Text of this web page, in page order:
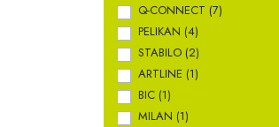
Q-CONNECT (7)
PELIKAN (4)
STABILO (2)
ARTLINE (1)
BIC (1)
MILAN (1)